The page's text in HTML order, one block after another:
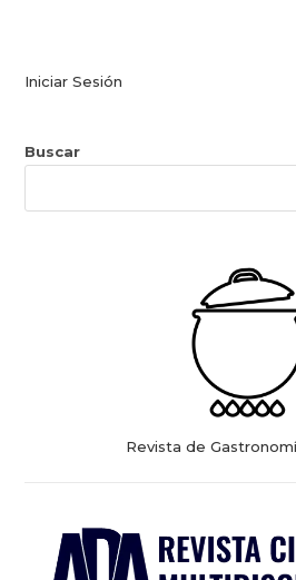
Iniciar Sesión
Buscar
Revista de